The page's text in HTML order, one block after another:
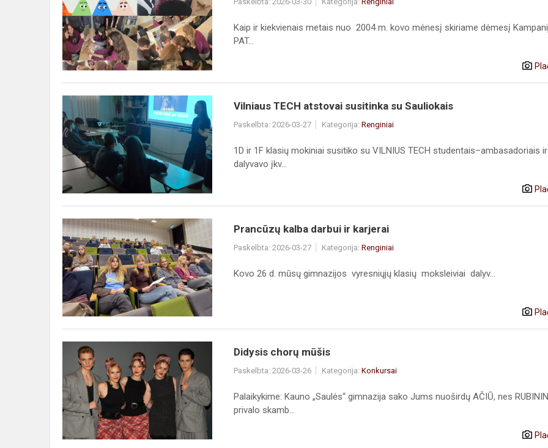
PATYČIŲ
Kaip ir kiekvienais metais nuo 2004 m. kovo mėnesį skiriame dėmesį
PAT...
Vilniaus
TECH
atstovai
susitinka
Sauliokais
Vilniaus TECH atstovai susitinka su Sauliokais
Paskelbta: 2026-03-27 Kategorija: Renginiai
1D ir 1F klasių mokiniai susitiko su VILNIUS TECH studentais–ambasadoriais ir
dalyvavo įkv...
Prancūzų
kalba
darbui
ir
karjerai
Prancūzų kalba darbui ir karjerai
Paskelbta: 2026-03-27 Kategorija: Renginiai
Kovo 26 d. mūsų gimnazijos vyresniųjų klasių moksleiviai dalyv...
Didysis
chorų
mūšis
Didysis chorų mūšis
Paskelbta: 2026-03-26 Kategorija: Konkursai
Palaikykime: Kauno „Saulės“ gimnazija sako Jums nuoširdų AČIŪ, nes
privalo skamb...